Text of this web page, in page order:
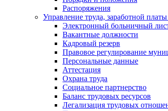
Распоряжения
Управление труда, заработной
Электронный больничный
Вакантные должности
Кадровый резерв
Правовое регулирование
Персональные данные
Аттестация
Охрана труда
Социальное партнерство
Баланс трудовых ресурсов
Легализация трудовых